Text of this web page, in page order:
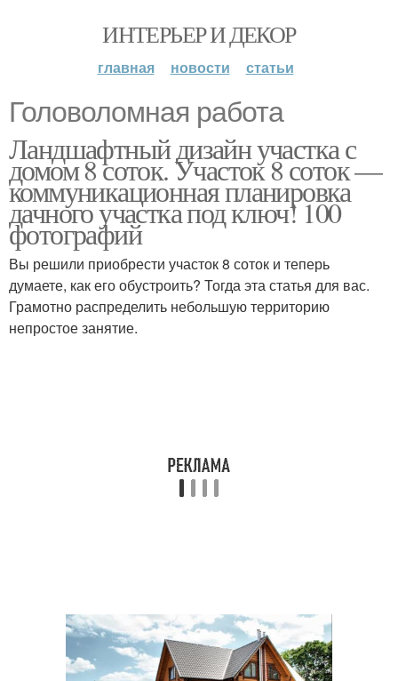
ИНТЕРЬЕР И ДЕКОР
главная новости статьи
Головоломная работа
Ландшафтный дизайн участка с
домом 8 соток. Участок 8 соток —
коммуникационная планировка
дачного участка под ключ! 100
фотографий
Вы решили приобрести участок 8 соток и теперь
думаете, как его обустроить? Тогда эта статья для вас.
Грамотно распределить небольшую территорию
непростое занятие.